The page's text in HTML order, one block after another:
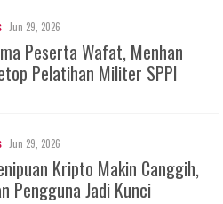
Jun 29, 2026
Peserta Wafat, Menhan
Pelatihan Militer SPPI
Jun 29, 2026
Kripto Makin Canggih,
Pengguna Jadi Kunci